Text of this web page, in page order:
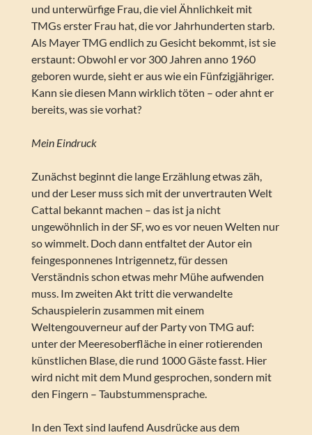
und unterwürfige Frau, die viel Ähnlichkeit mit
TMGs erster Frau hat, die vor Jahrhunderten starb.
Als Mayer TMG endlich zu Gesicht bekommt, ist sie
erstaunt: Obwohl er vor 300 Jahren anno 1960
geboren wurde, sieht er aus wie ein Fünfzigjähriger.
Kann sie diesen Mann wirklich töten – oder ahnt er
bereits, was sie vorhat?
Mein Eindruck
Zunächst beginnt die lange Erzählung etwas zäh,
und der Leser muss sich mit der unvertrauten Welt
Cattal bekannt machen – das ist ja nicht
ungewöhnlich in der SF, wo es vor neuen Welten nur
so wimmelt. Doch dann entfaltet der Autor ein
feingesponnenes Intrigennetz, für dessen
Verständnis schon etwas mehr Mühe aufwenden
muss. Im zweiten Akt tritt die verwandelte
Schauspielerin zusammen mit einem
Weltengouverneur auf der Party von TMG auf:
unter der Meeresoberfläche in einer rotierenden
künstlichen Blase, die rund 1000 Gäste fasst. Hier
wird nicht mit dem Mund gesprochen, sondern mit
den Fingern – Taubstummensprache.
In den Text sind laufend Ausdrücke aus dem